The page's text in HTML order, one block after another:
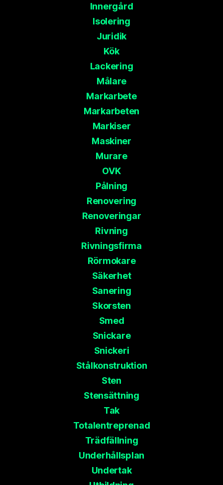
Innergård
Isolering
Juridik
Kök
Lackering
Målare
Markarbete
Markarbeten
Markiser
Maskiner
Murare
OVK
Pålning
Renovering
Renoveringar
Rivning
Rivningsfirma
Rörmokare
Säkerhet
Sanering
Skorsten
Smed
Snickare
Snickeri
Stålkonstruktion
Sten
Stensättning
Tak
Totalentreprenad
Trädfällning
Underhållsplan
Undertak